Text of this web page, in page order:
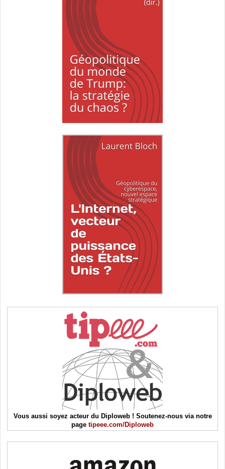
Vous aussi soyez acteur du Diploweb ! Soutenez-nous via notre
page tipeee.com/Diploweb